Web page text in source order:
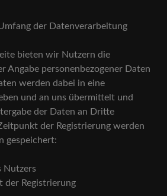
der Datenverarbeitung
bieten wir Nutzern die
Angabe personenbezogener Daten
werden dabei in eine
und an uns übermittelt und
der Daten an Dritte
der Registrierung werden
gespeichert:
Nutzers
der Registrierung